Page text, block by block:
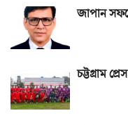
জাপান
চট্টগ্রাম